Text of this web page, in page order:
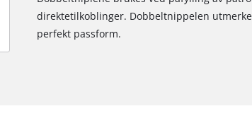
direktetilkoblinger. Dobbeltnippelen
perfekt passform.